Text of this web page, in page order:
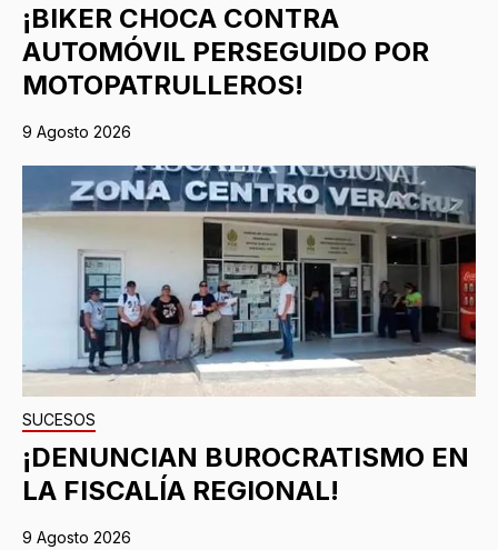
¡BIKER CHOCA CONTRA
AUTOMÓVIL PERSEGUIDO POR
MOTOPATRULLEROS!
9 Agosto 2026
SUCESOS
¡DENUNCIAN BUROCRATISMO EN
LA FISCALÍA REGIONAL!
9 Agosto 2026